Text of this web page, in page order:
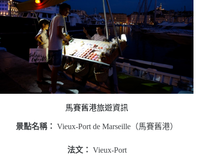
馬賽舊港旅遊資訊
景點名稱： Vieux-Port de Marseille（馬賽舊港）
法文： Vieux-Port